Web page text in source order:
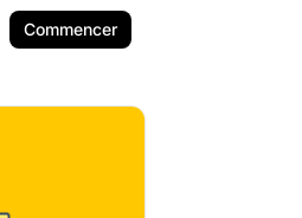
Commencer